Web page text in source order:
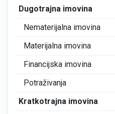
Dugotrajna imovina
Nematerijalna imovina
Materijalna imovina
Financijska imovina
Potraživanja
Kratkotrajna imovina